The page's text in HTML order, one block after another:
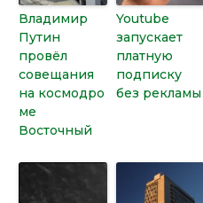
Владимир
Путин
провёл
совещания
на космодро
ме
Восточный
Youtube
запускает
платную
подписку
без рекламы